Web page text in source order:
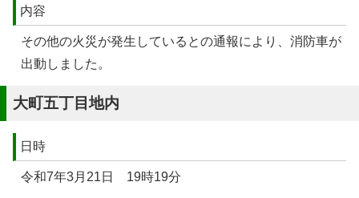
内容
その他の火災が発生しているとの通報により、消防車が
出動しました。
大町五丁目地内
日時
令和7年3月21日 19時19分